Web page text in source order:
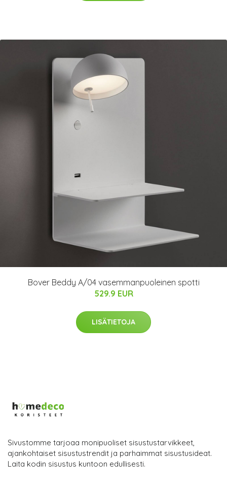
Bover Beddy A/04 vasemmanpuoleinen spotti
529.9 EUR
LISÄTIETOJA
Sivustomme tarjoaa monipuoliset sisustustarvikkeet,
ajankohtaiset sisustustrendit ja parhaimmat sisustusideat.
Laita kodin sisustus kuntoon edullisesti.